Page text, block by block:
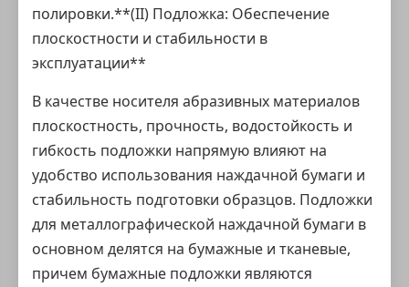
полировки.**(II) Подложка: Обеспечение
плоскостности и стабильности в
эксплуатации**
В качестве носителя абразивных материалов
плоскостность, прочность, водостойкость и
гибкость подложки напрямую влияют на
удобство использования наждачной бумаги и
стабильность подготовки образцов. Подложки
для металлографической наждачной бумаги в
основном делятся на бумажные и тканевые,
причем бумажные подложки являются